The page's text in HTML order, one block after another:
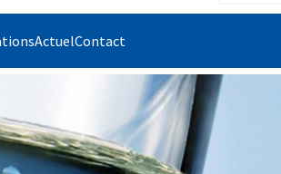
ActuelContact